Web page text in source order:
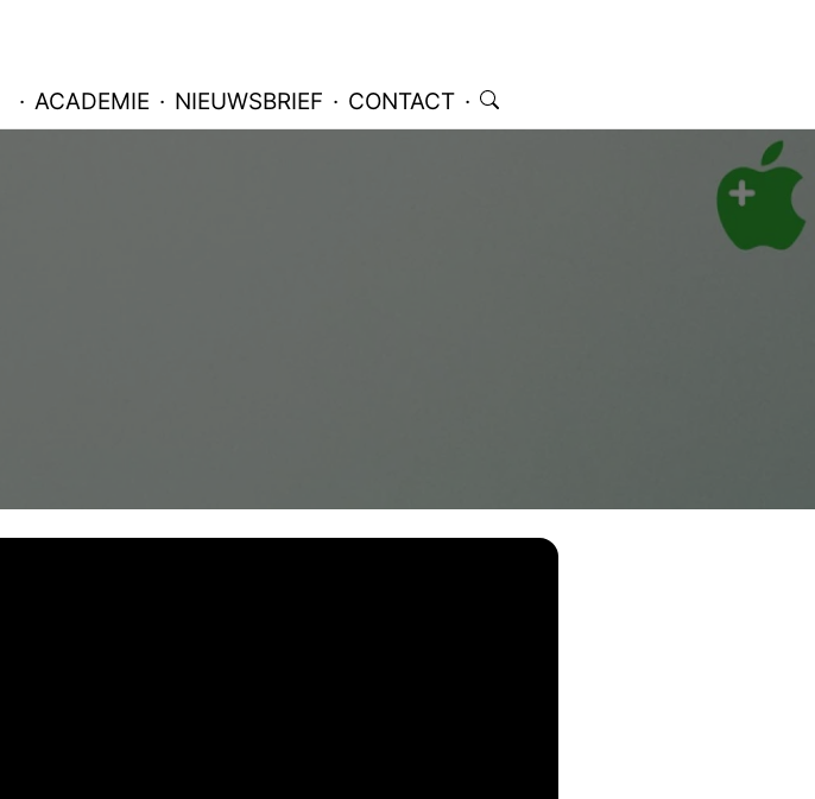
· ACADEMIE · NIEUWSBRIEF · CONTACT ·